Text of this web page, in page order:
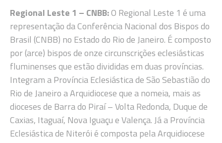
Regional Leste 1 – CNBB:O Regional Leste 1 é uma
representação da Conferência Nacional dos Bispos do
Brasil (CNBB) no Estado do Rio de Janeiro. É composto
por (arce) bispos de onze circunscrições eclesiásticas
fluminenses que estão divididas em duas províncias.
Integram a Província Eclesiástica de São Sebastião do
Rio de Janeiro a Arquidiocese que a nomeia, mais as
dioceses de Barra do Piraí – Volta Redonda, Duque de
Caxias, Itaguaí, Nova Iguaçu e Valença. Já a Província
Eclesiástica de Niterói é composta pela Arquidiocese